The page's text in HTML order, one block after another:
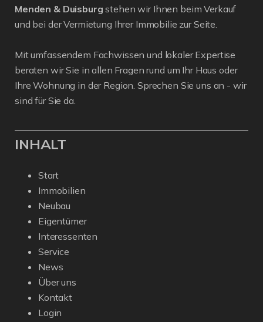
Menden & Duisburg stehen wir Ihnen beim Verkauf
und bei der Vermietung Ihrer Immobilie zur Seite.
Mit umfassendem Fachwissen und lokaler Expertise
beraten wir Sie in allen Fragen rund um Ihr Haus oder
Ihre Wohnung in der Region. Sprechen Sie uns an - wir
sind für Sie da.
INHALT
Start
Immobilien
Neubau
Eigentümer
Interessenten
Service
News
Über uns
Kontakt
Login